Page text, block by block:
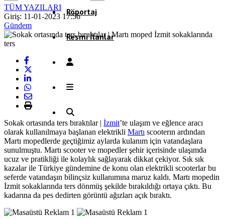
Röportaj
Resmi İlanlar
TÜM YAZILARI
Giriş: 11-01-2023 17:56
Gündem
Sokak ortasında ters bıraktılar | İzmit’te ulaşım ve eğlence aracı
olarak kullanılmaya başlanan elektrikli Martı scooterın ardından
Martı mopedlerde geçtiğimiz aylarda kulanım için vatandaşlara
sunulmuştu. Martı scooter ve mopedler şehir içerisinde ulaşımda
ucuz ve pratikliği ile kolaylık sağlayarak dikkat çekiyor. Sık sık
kazalar ile Türkiye gündemine de konu olan elektrikli scooterlar bu
seferde vatandaşın bilinçsiz kullanımına maruz kaldı. Martı mopedin
İzmit sokaklarında ters dönmüş şekilde bırakıldığı ortaya çıktı. Bu
kadarına da pes dedirten görüntü ağızları açık bıraktı.